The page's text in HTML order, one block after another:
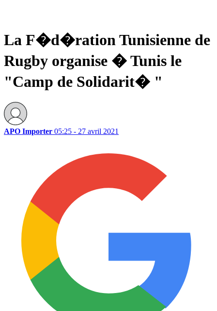
La F�d�ration Tunisienne de
Rugby organise � Tunis le
"Camp de Solidarit� "
APO Importer 05:25 - 27 avril 2021